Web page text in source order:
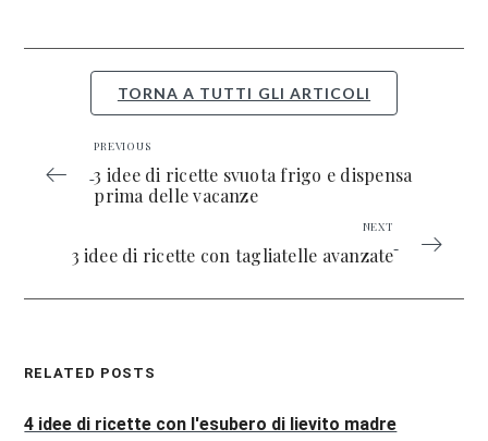
TORNA A TUTTI GLI ARTICOLI
PREVIOUS
3 idee di ricette svuota frigo e dispensa
prima delle vacanze
NEXT
3 idee di ricette con tagliatelle avanzate
RELATED POSTS
4 idee di ricette con l'esubero di lievito madre